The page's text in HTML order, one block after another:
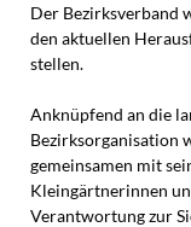
Der Bezirksverband
den aktuellen
stellen.
Anknüpfend an die
Bezirksorganisation
gemeinsamen mit
Kleingärtnerinnen
Verantwortung zur